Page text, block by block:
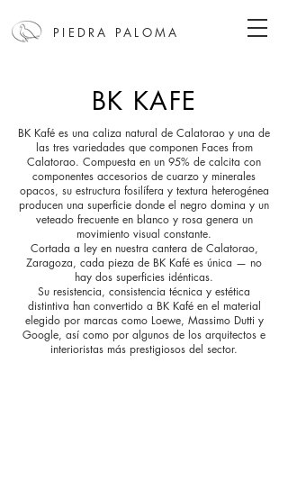
PIEDRA PALOMA
BK KAFE
BK Kafé es una caliza natural de Calatorao y una de
las tres variedades que componen Faces from
Calatorao. Compuesta en un 95% de calcita con
componentes accesorios de cuarzo y minerales
opacos, su estructura fosilífera y textura heterogénea
producen una superficie donde el negro domina y un
veteado frecuente en blanco y rosa genera un
movimiento visual constante.
Cortada a ley en nuestra cantera de Calatorao,
Zaragoza, cada pieza de BK Kafé es única — no
hay dos superficies idénticas.
Su resistencia, consistencia técnica y estética
distintiva han convertido a BK Kafé en el material
elegido por marcas como Loewe, Massimo Dutti y
Google, así como por algunos de los arquitectos e
interioristas más prestigiosos del sector.